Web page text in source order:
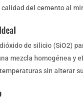
calidad del cemento al
de silicio (SiO2)
mezcla homogénea y
sin alterar